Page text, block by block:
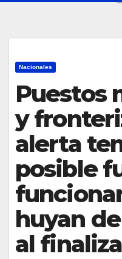
Nacionales
Puestos
y
alerta
posible
huyan
al